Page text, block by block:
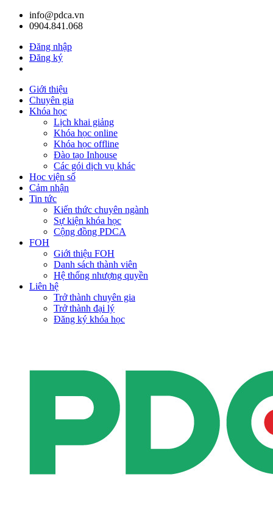
info@pdca.vn
0904.841.068
Đăng nhập
Đăng ký
Giới thiệu
Chuyên gia
Khóa học
Lịch khai giảng
Khóa học online
Khóa học offline
Đào tạo Inhouse
Các gói dịch vụ khác
Học viện số
Cảm nhận
Tin tức
Kiến thức chuyên ngành
Sự kiện khóa học
Cộng đồng PDCA
FOH
Giới thiệu FOH
Danh sách thành viên
Hệ thống nhượng quyền
Liên hệ
Trở thành chuyên gia
Trở thành đại lý
Đăng ký khóa học